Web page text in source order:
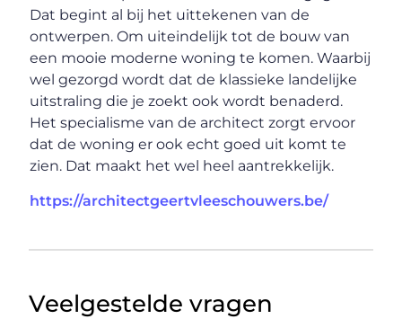
Dat begint al bij het uittekenen van de
ontwerpen. Om uiteindelijk tot de bouw van
een mooie moderne woning te komen. Waarbij
wel gezorgd wordt dat de klassieke landelijke
uitstraling die je zoekt ook wordt benaderd.
Het specialisme van de architect zorgt ervoor
dat de woning er ook echt goed uit komt te
zien. Dat maakt het wel heel aantrekkelijk.
https://architectgeertvleeschouwers.be/
Veelgestelde vragen